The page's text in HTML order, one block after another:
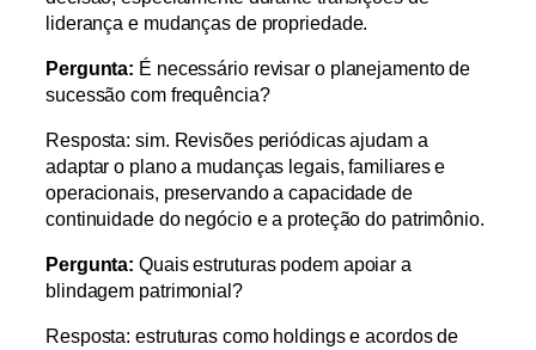
liderança e mudanças de propriedade.
Pergunta: É necessário revisar o planejamento de
sucessão com frequência?
Resposta: sim. Revisões periódicas ajudam a
adaptar o plano a mudanças legais, familiares e
operacionais, preservando a capacidade de
continuidade do negócio e a proteção do patrimônio.
Pergunta: Quais estruturas podem apoiar a
blindagem patrimonial?
Resposta: estruturas como holdings e acordos de